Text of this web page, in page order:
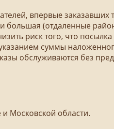
впервые заказавших
большая (отдаленные
риск того, что посылка
суммы
обслуживаются без
Московской области.